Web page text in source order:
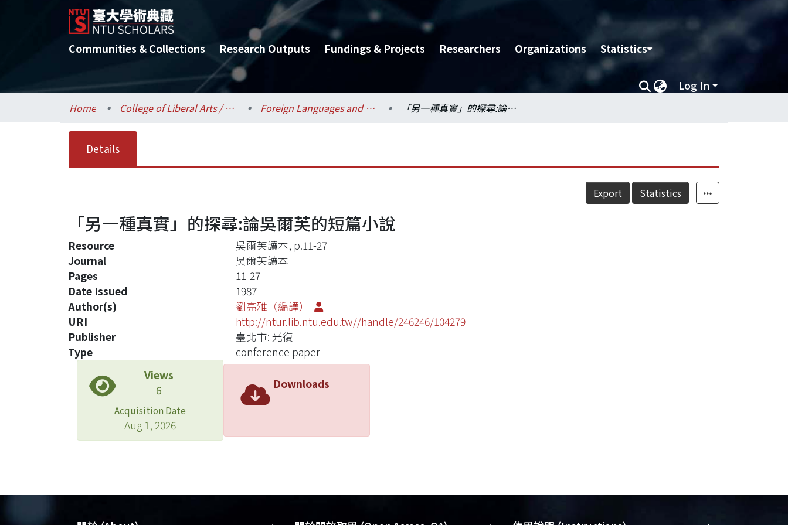
Communities & Collections Research Outputs Fundings & Projects Researchers Organizations Statistics
Log In
Home College of Liberal Arts / 文學院 Foreign Languages and Literatures / 外國語文學系 「另一種真實」的探尋:論吳爾芙的短篇小說
Details
Export Statistics
「另一種真實」的探尋:論吳爾芙的短篇小說
Resource
吳爾芙讀本, p.11-27
Journal
吳爾芙讀本
Pages
11-27
Date Issued
1987
Author(s)
劉亮雅（編譯）
URI
http://ntur.lib.ntu.edu.tw//handle/246246/104279
Publisher
臺北市: 光復
Type
conference paper
Views
6
Acquisition Date
Aug 1, 2026
Downloads